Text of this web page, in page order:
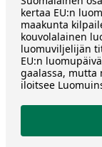
kertaa EU:n
maakunta
kouvolalainen
luomuviljelijän
EU:n
gaalassa,
iloitsee